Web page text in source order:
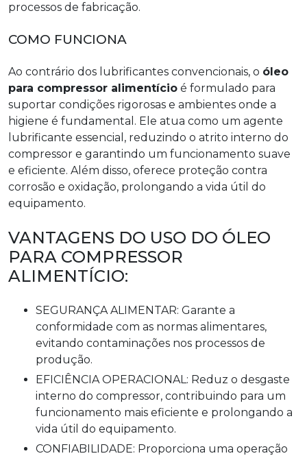
processos de fabricação.
COMO FUNCIONA
Ao contrário dos lubrificantes convencionais, o óleo
para compressor alimentício é formulado para
suportar condições rigorosas e ambientes onde a
higiene é fundamental. Ele atua como um agente
lubrificante essencial, reduzindo o atrito interno do
compressor e garantindo um funcionamento suave
e eficiente. Além disso, oferece proteção contra
corrosão e oxidação, prolongando a vida útil do
equipamento.
VANTAGENS DO USO DO ÓLEO
PARA COMPRESSOR
ALIMENTÍCIO:
SEGURANÇA ALIMENTAR: Garante a
conformidade com as normas alimentares,
evitando contaminações nos processos de
produção.
EFICIÊNCIA OPERACIONAL: Reduz o desgaste
interno do compressor, contribuindo para um
funcionamento mais eficiente e prolongando a
vida útil do equipamento.
CONFIABILIDADE: Proporciona uma operação